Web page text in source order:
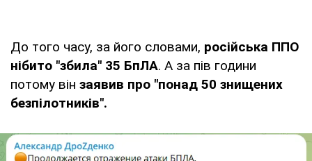
До того часу, за його словами, російська ППО
нібито "збила" 35 БпЛА. А за пів години
потому він заявив про "понад 50 знищених
безпілотників".